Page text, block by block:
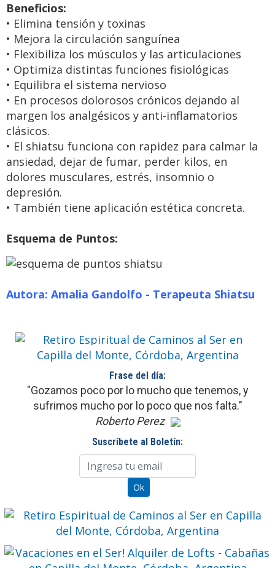
Beneficios:
• Elimina tensión y toxinas
• Mejora la circulación sanguínea
• Flexibiliza los músculos y las articulaciones
• Optimiza distintas funciones fisiológicas
• Equilibra el sistema nervioso
• En procesos dolorosos crónicos dejando al
margen los analgésicos y anti-inflamatorios
clásicos.
• El shiatsu funciona con rapidez para calmar la
ansiedad, dejar de fumar, perder kilos, en
dolores musculares, estrés, insomnio o
depresión.
• También tiene aplicación estética concreta.
Esquema de Puntos:
Autora: Amalia Gandolfo - Terapeuta Shiatsu
Ser en Capilla del Monte,
Ven a pasar unos días
Previo
Frase del día:
"Gozamos poco por lo mucho que tenemos, y
sufrimos mucho por lo poco que nos falta."
Roberto Perez
Suscríbete al Boletín: